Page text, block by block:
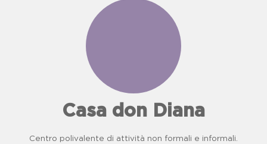
Casa don Diana
Centro polivalente di attività non formali e informali.